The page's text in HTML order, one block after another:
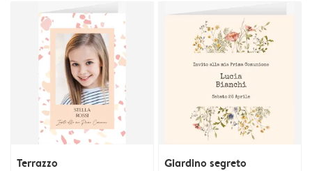
Terrazzo Giardino segreto